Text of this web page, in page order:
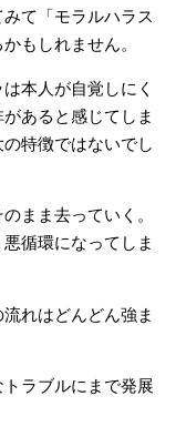
て「モラルハラス
もしれません。
本人が自覚しにく
あると感じてしま
特徴ではないでし
まま去っていく。
循環になってしま
れはどんどん強ま
ラブルにまで発展